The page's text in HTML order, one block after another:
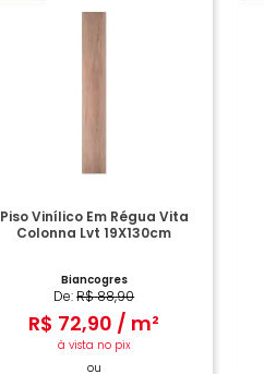
Piso Vinílico Em Régua Vita
Colonna Lvt 19X130cm
Biancogres
De:R$88,90
R$ 72,90 / m²
à vista no pix
ou